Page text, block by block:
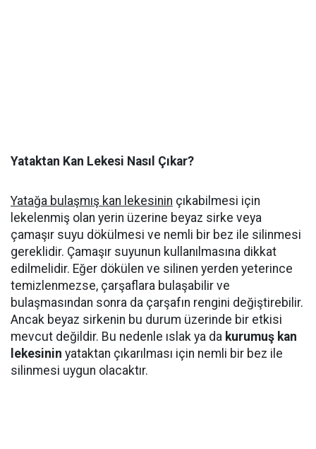
Yataktan Kan Lekesi Nasıl Çıkar?
Yatağa bulaşmış kan lekesinin çıkabilmesi için
lekelenmiş olan yerin üzerine beyaz sirke veya
çamaşır suyu dökülmesi ve nemli bir bez ile silinmesi
gereklidir. Çamaşır suyunun kullanılmasına dikkat
edilmelidir. Eğer dökülen ve silinen yerden yeterince
temizlenmezse, çarşaflara bulaşabilir ve
bulaşmasından sonra da çarşafın rengini değiştirebilir.
Ancak beyaz sirkenin bu durum üzerinde bir etkisi
mevcut değildir. Bu nedenle ıslak ya da kurumuş kan
lekesinin yataktan çıkarılması için nemli bir bez ile
silinmesi uygun olacaktır.